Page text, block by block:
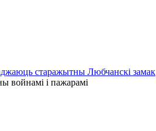
старажытны Любчанскі замак
войнамі і пажарамі